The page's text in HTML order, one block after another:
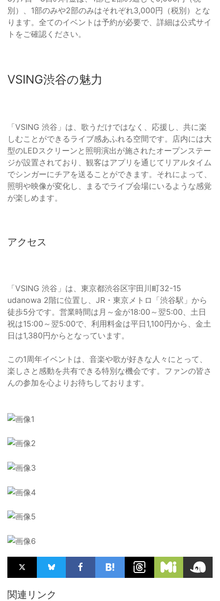
別）、1部のみや2部のみはそれぞれ3,000円（税別）とな
ります。全てのイベントは予約が必要で、詳細は公式サイ
トをご確認ください。
VSING渋谷の魅力
「VSING 渋谷」は、歌うだけではなく、応援し、共に楽
しむことができるライブ感あふれる空間です。店内には大
型のLEDスクリーンと照明演出が施されたオープンステー
ジが設置されており、観客はアプリを通じてリアルタイム
でシンガーにチアを送ることができます。それによって、
照明や映像が変化し、まるでライブ会場にいるような感覚
が楽しめます。
アクセス
「VSING 渋谷」は、東京都渋谷区宇田川町32-15
udanowa 2階に位置し、JR・東京メトロ「渋谷駅」から
徒歩5分です。営業時間は月～金が18:00～翌5:00、土日
祝は15:00～翌5:00で、利用料金は平日1,100円から、金土
日は1,380円からとなっています。
この1周年イベントは、音楽や歌が好きな人々にとって、
楽しさと感動を共有できる特別な機会です。ファンの皆さ
んの参加を心よりお待ちしております。
関連リンク